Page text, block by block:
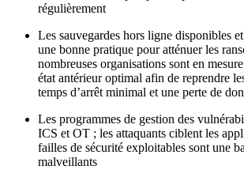
régulièrement
Les sauvegardes hors ligne disponibles
une bonne pratique pour atténuer les
nombreuses organisations sont en
état antérieur optimal afin de reprendre
temps d’arrêt minimal et une perte de
Les programmes de gestion des
ICS et OT ; les attaquants ciblent les
failles de sécurité exploitables sont une
malveillants